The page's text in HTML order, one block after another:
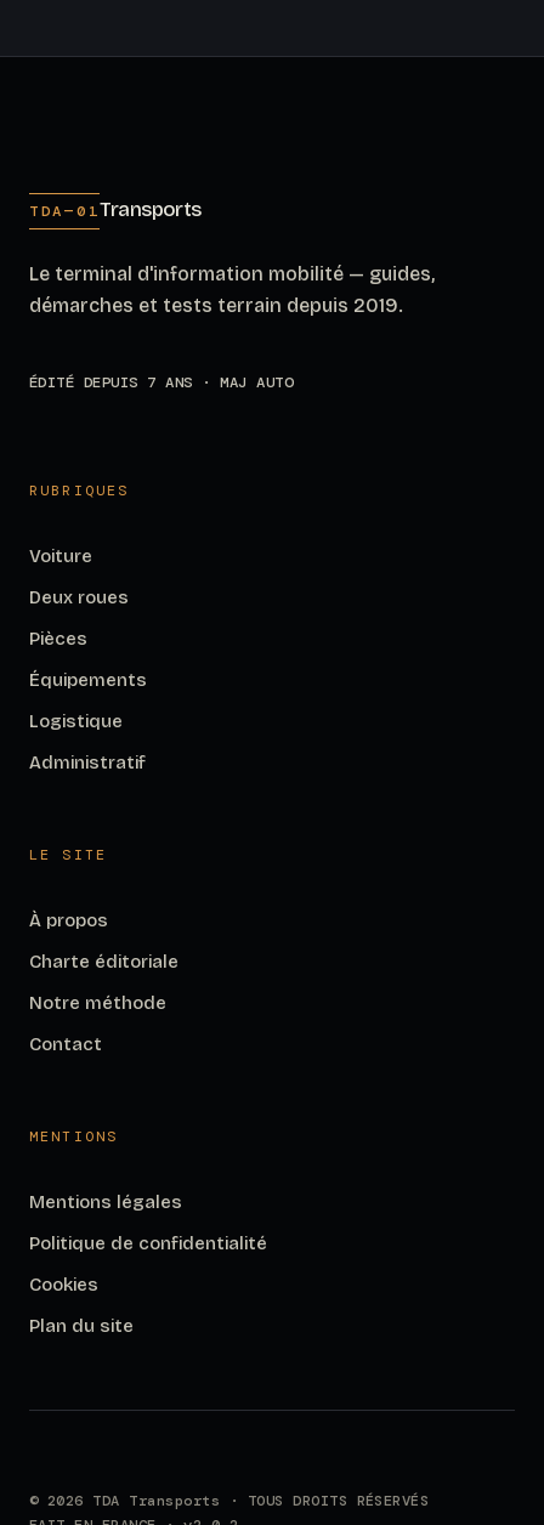
TDA—01Transports
Le terminal d'information mobilité — guides,
démarches et tests terrain depuis 2019.
ÉDITÉ DEPUIS 7 ANS · MAJ AUTO
RUBRIQUES
Voiture
Deux roues
Pièces
Équipements
Logistique
Administratif
LE SITE
À propos
Charte éditoriale
Notre méthode
Contact
MENTIONS
Mentions légales
Politique de confidentialité
Cookies
Plan du site
© 2026 TDA Transports · TOUS DROITS RÉSERVÉS